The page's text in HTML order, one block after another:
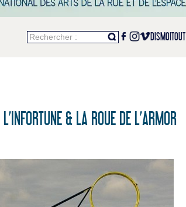
Rechercher : DISMOITOUT
& LA ROUE DE L’ARMOR